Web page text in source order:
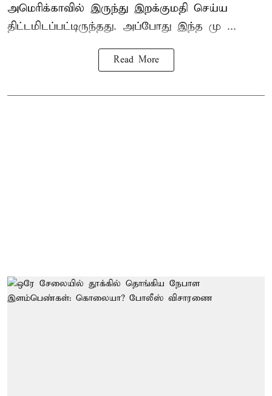
அமெரிக்காவில் இருந்து இறக்குமதி செய்ய
திட்டமிடப்பட்டிருந்தது. அப்போது இந்த மு ...
Read More